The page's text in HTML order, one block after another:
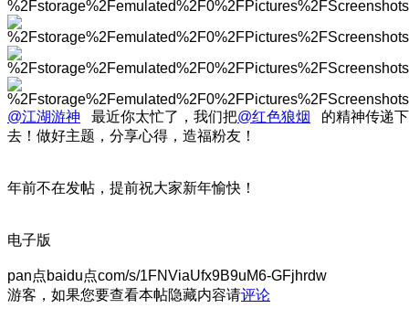
@江湖游神 最近你太忙了，我们把@红色狼烟 的精神传递下
去！做好主题，分享心得，造福粉友！
年前不在发帖，提前祝大家新年愉快！
电子版
pan点baidu点com/s/1FNViaUfx9B9uM6-GFjhrdw
游客，如果您要查看本帖隐藏内容请评论